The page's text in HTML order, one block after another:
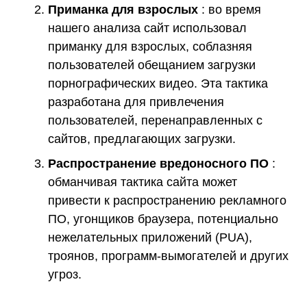
Приманка для взрослых : во время
нашего анализа сайт использовал
приманку для взрослых, соблазняя
пользователей обещанием загрузки
порнографических видео. Эта тактика
разработана для привлечения
пользователей, перенаправленных с
сайтов, предлагающих загрузки.
Распространение вредоносного ПО :
обманчивая тактика сайта может
привести к распространению рекламного
ПО, угонщиков браузера, потенциально
нежелательных приложений (PUA),
троянов, программ-вымогателей и других
угроз.